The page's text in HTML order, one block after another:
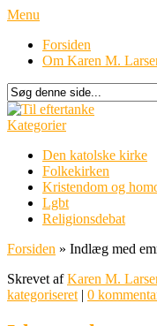
Menu
Forsiden
Om Karen M.
Kategorier
Den katolske kirke
Folkekirken
Kristendom og
Lgbt
Religionsdebat
Forsiden » Indlæg med
Skrevet afKaren M.
kategoriseret | 0